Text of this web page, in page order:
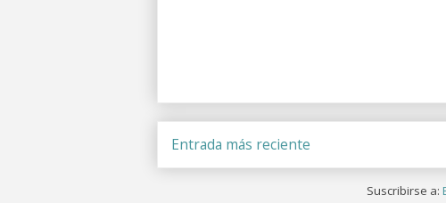
Entrada más reciente
Suscribirse a: